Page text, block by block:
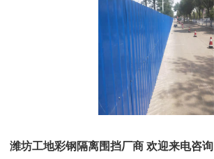
潍坊工地彩钢隔离围挡厂商 欢迎来电咨询